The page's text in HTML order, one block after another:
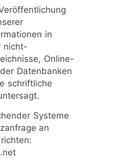
in
nicht-
Online-
Datenbanken
schriftliche
Systeme
an